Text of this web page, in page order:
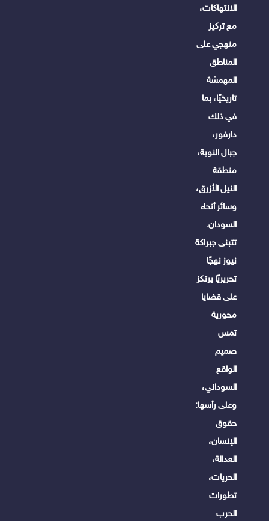
الانتهاكات،
مع تركيز
منهجي على
المناطق
المهمشة
تاريخيًا، بما
في ذلك
دارفور،
جبال النوبة،
منطقة
النيل الأزرق،
وسائر أنحاء
السودان.
تتبنى جبراكة
نيوز نهجًا
تحريريًا يرتكز
على قضايا
محورية
تمس
صميم
الواقع
السوداني،
وعلى رأسها:
حقوق
الإنسان،
العدالة،
الحريات،
تطورات
الحرب